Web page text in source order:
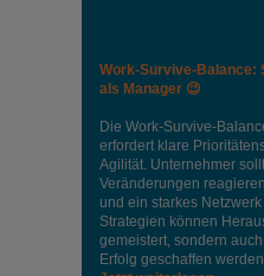
Work-Survive-Balance:
als Manager 😉
Die Work-Survive-
erfordert klare
Agilität. Unternehmer
Veränderungen
und ein starkes
Strategien können
gemeistert, sondern
Erfolg geschaffen